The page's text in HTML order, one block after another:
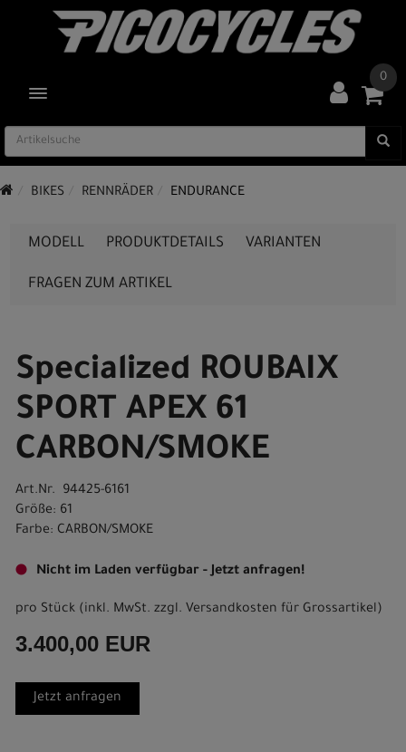
TOGGLE NAVIGATION
0
BIKES RENNRÄDER ENDURANCE
MODELL PRODUKTDETAILS VARIANTEN
FRAGEN ZUM ARTIKEL
Specialized ROUBAIX
SPORT APEX 61
CARBON/SMOKE
Art.Nr. 94425-6161
Größe: 61
Farbe: CARBON/SMOKE
Nicht im Laden verfügbar - Jetzt anfragen!
pro Stück (inkl. MwSt. zzgl. Versandkosten für Grossartikel)
3.400,00 EUR
Jetzt anfragen